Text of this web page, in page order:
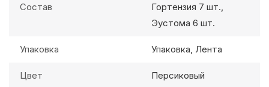
Состав
Гортензия 7 шт.,
Эустома 6 шт.
Упаковка Упаковка, Лента
Цвет Персиковый